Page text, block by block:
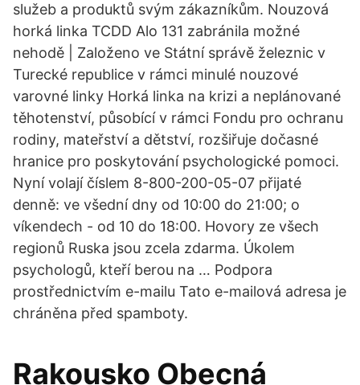
služeb a produktů svým zákazníkům. Nouzová
horká linka TCDD Alo 131 zabránila možné
nehodě | Založeno ve Státní správě železnic v
Turecké republice v rámci minulé nouzové
varovné linky Horká linka na krizi a neplánované
těhotenství, působící v rámci Fondu pro ochranu
rodiny, mateřství a dětství, rozšiřuje dočasné
hranice pro poskytování psychologické pomoci.
Nyní volají číslem 8-800-200-05-07 přijaté
denně: ve všední dny od 10:00 do 21:00; o
víkendech - od 10 do 18:00. Hovory ze všech
regionů Ruska jsou zcela zdarma. Úkolem
psychologů, kteří berou na … Podpora
prostřednictvím e-mailu Tato e-mailová adresa je
chráněna před spamboty.
Rakousko Obecná